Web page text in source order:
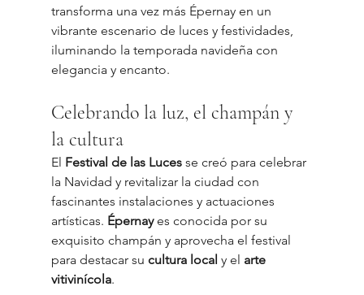
transforma una vez más Épernay en un
vibrante escenario de luces y festividades,
iluminando la temporada navideña con
elegancia y encanto.
Celebrando la luz, el champán y
la cultura
El Festival de las Luces se creó para celebrar
la Navidad y revitalizar la ciudad con
fascinantes instalaciones y actuaciones
artísticas. Épernay es conocida por su
exquisito champán y aprovecha el festival
para destacar su cultura local y el arte
vitivinícola.